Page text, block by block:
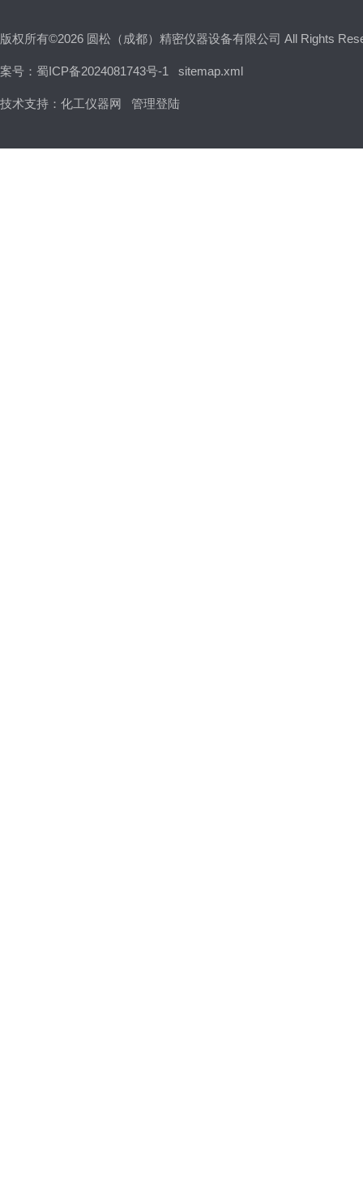
版权所有©2026 圆松（成都）精密仪器设备有限公司 All Rights
案号：蜀ICP备2024081743号-1 sitemap.xml
技术支持： 化工仪器网 管理登陆